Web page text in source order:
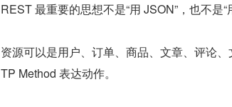
REST 最重要的思想不是“用 JSON”，也不是“
资源可以是用户、订单、商品、文章、评论
TP Method 表达动作。